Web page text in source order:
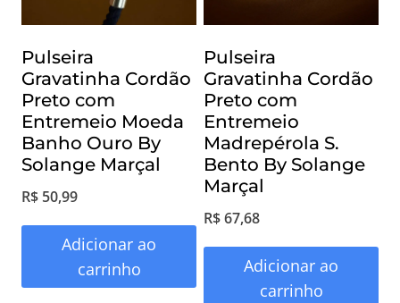
Pulseira
Gravatinha Cordão
Preto com
Entremeio Moeda
Banho Ouro By
Solange Marçal
R$ 50,99
Adicionar ao
carrinho
Pulseira
Gravatinha Cordão
Preto com
Entremeio
Madrepérola S.
Bento By Solange
Marçal
R$67,68
Adicionar ao
carrinho